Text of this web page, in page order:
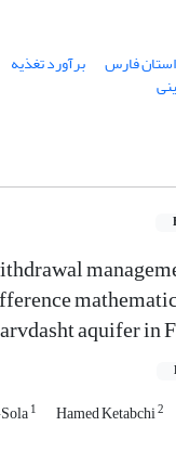
استان فارس برآورد تغذیه
aquifer in
1 Hamed Ketabchi2